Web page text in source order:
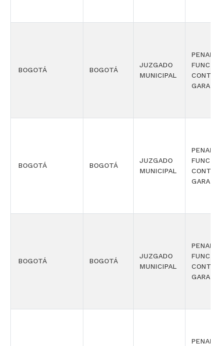
BOGOTÁ BOGOTÁ
JUZGADO
MUNICIPAL
PENAL
BOGOTÁ BOGOTÁ
JUZGADO
MUNICIPAL
PENAL
BOGOTÁ BOGOTÁ
JUZGADO
MUNICIPAL
PENAL
PENAL